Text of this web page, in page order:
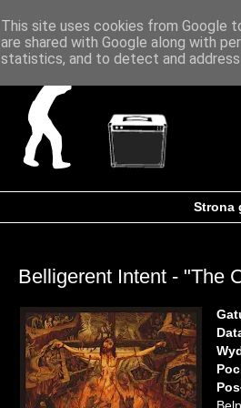
Strona
Belligerent Intent - "The
This site uses cookies from Google
are shared with Google along with
statistics, and to detect and address